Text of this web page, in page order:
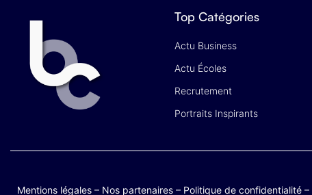
Top Catégories
Actu Business
Actu Écoles
Recrutement
Portraits Inspirants
Mentions légales – Nos partenaires – Politique de confidentialité –